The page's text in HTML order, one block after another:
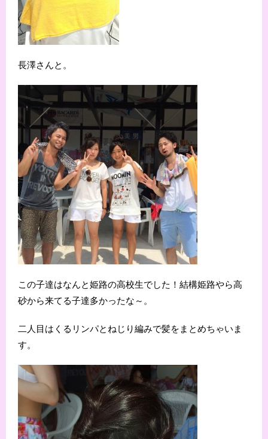
長澤さんと。
この子達はなんと姫路の高校生でした！結構姫路やら高
砂から来てる子達多かったな～。
二人目はくるリンパとねじり編みで髪をまとめちゃいま
す。